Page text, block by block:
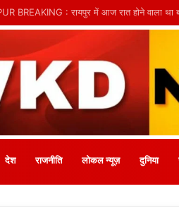
नेवरा में अनाथ बच्चों के लिए लगेगा नि:शुल्क मीना
देश राजनीति लोकल न्यूज़ दुनिया